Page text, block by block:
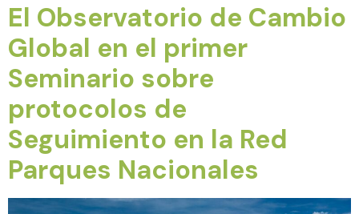
El Observatorio de Cambio
Global en el primer
Seminario sobre
protocolos de
Seguimiento en la Red
Parques Nacionales